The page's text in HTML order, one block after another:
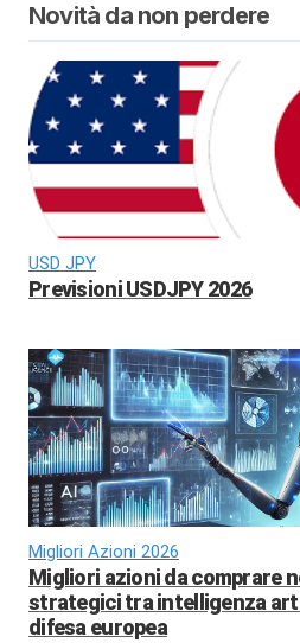
Novità da non perdere
USD JPY
Previsioni USDJPY 2026
Migliori Azioni 2026
Migliori azioni da comprare
strategici tra intelligenza
difesa europea